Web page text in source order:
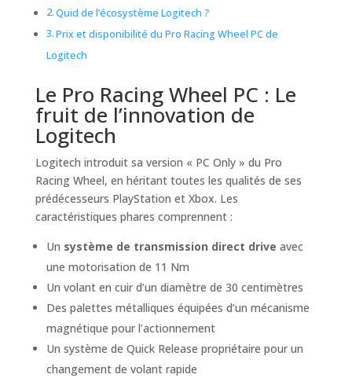
Quid de l’écosystème Logitech ?
Prix et disponibilité du Pro Racing Wheel PC de
Logitech
Le Pro Racing Wheel PC : Le
fruit de l’innovation de
Logitech
Logitech introduit sa version « PC Only » du Pro
Racing Wheel, en héritant toutes les qualités de ses
prédécesseurs PlayStation et Xbox. Les
caractéristiques phares comprennent :
Un système de transmission direct drive avec
une motorisation de 11 Nm
Un volant en cuir d’un diamètre de 30 centimètres
Des palettes métalliques équipées d’un mécanisme
magnétique pour l’actionnement
Un système de Quick Release propriétaire pour un
changement de volant rapide